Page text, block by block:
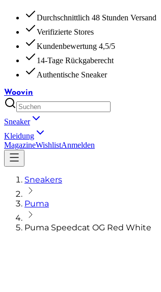
Durchschnittlich 48 Stunden Versand
Verifizierte Stores
Kundenbewertung 4,5/5
14-Tage Rückgaberecht
Authentische Sneaker
Woovin
Sneaker
Kleidung
MagazineWishlistAnmelden
Sneakers
Puma
Puma Speedcat OG Red White